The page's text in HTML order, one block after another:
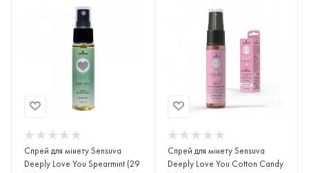
Спрей для мінету Sensuva
Deeply Love You Spearmint (29
Спрей для мінету Sensuva
Deeply Love You Cotton Candy